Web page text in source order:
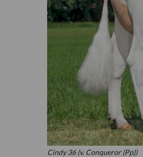
Cindy 36 (v. Conqueror (Pp))